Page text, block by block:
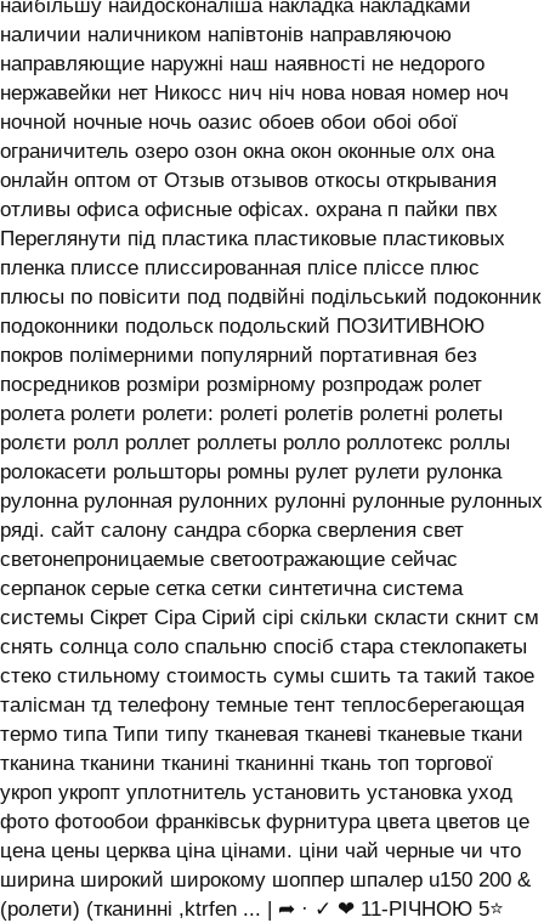
найбільшу найдосконаліша накладка накладками
наличии наличником напівтонів направляючою
направляющие наружні наш наявності не недорого
нержавейки нет Никосс нич ніч нова новая номер ноч
ночной ночные ночь оазис обоев обои обоі обої
ограничитель озеро озон окна окон оконные олх она
онлайн оптом от Отзыв отзывов откосы открывания
отливы офиса офисные офісах. охрана п пайки пвх
Переглянути під пластика пластиковые пластиковых
пленка плиссе плиссированная плісе пліссе плюс
плюсы по повісити под подвійні подільський подоконник
подоконники подольск подольский ПОЗИТИВНОЮ
покров полімерними популярний портативная без
посредников розміри розмірному розпродаж ролет
ролета ролети ролети: ролеті ролетів ролетні ролеты
ролєти ролл роллет роллеты ролло роллотекс роллы
ролокасети рольшторы ромны рулет рулети рулонка
рулонна рулонная рулонних рулонні рулонные рулонных
ряді. сайт салону сандра сборка сверления свет
светонепроницаемые светоотражающие сейчас
серпанок серые сетка сетки синтетична система
системы ‎Сікрет Сіра Сірий сірі скільки скласти скнит см
снять солнца соло спальню спосіб стара стеклопакеты
стеко стильному стоимость сумы сшить та такий такое
талісман тд телефону темные тент теплосберегающая
термо типа Типи типу тканевая тканеві тканевые ткани
тканина тканини тканині тканинні ткань топ торгової
укроп укропт уплотнитель установить установка уход
фото фотообои франківськ фурнитура цвета цветов це
цена цены церква ціна цінами. ціни чай черные чи что
ширина широкий широкому шоппер шпалер u150 200 &
(ролети) (тканинні ,ktrfen ... | ➦ · ✓ ❤ 11-РІЧНОЮ 5⭐